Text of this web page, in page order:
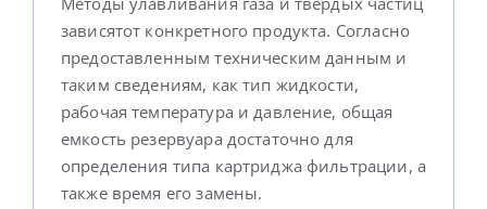
зависятот конкретного продукта. Согласно
предоставленным техническим данным и
таким сведениям, как тип жидкости,
рабочая температура и давление, общая
емкость резервуара достаточно для
определения типа картриджа фильтрации, а
также время его замены.